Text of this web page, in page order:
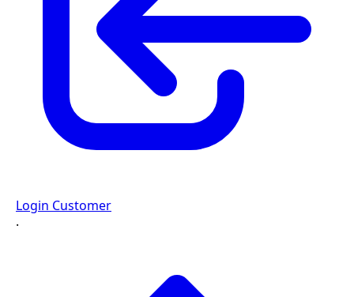
Login Customer
·